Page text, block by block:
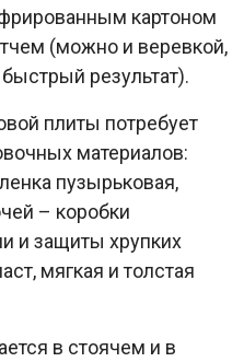
картоном
(можно и веревкой,
результат).
плиты потребует
материалов:
пузырьковая,
– коробки
и защиты хрупких
мягкая и толстая
в стоячем и в